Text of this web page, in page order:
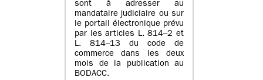
sont à adresser au
mandataire judiciaire ou sur
le portail électronique prévu
par les articles L. 814–2 et
L. 814–13 du code de
commerce dans les deux
mois de la publication au
BODACC.